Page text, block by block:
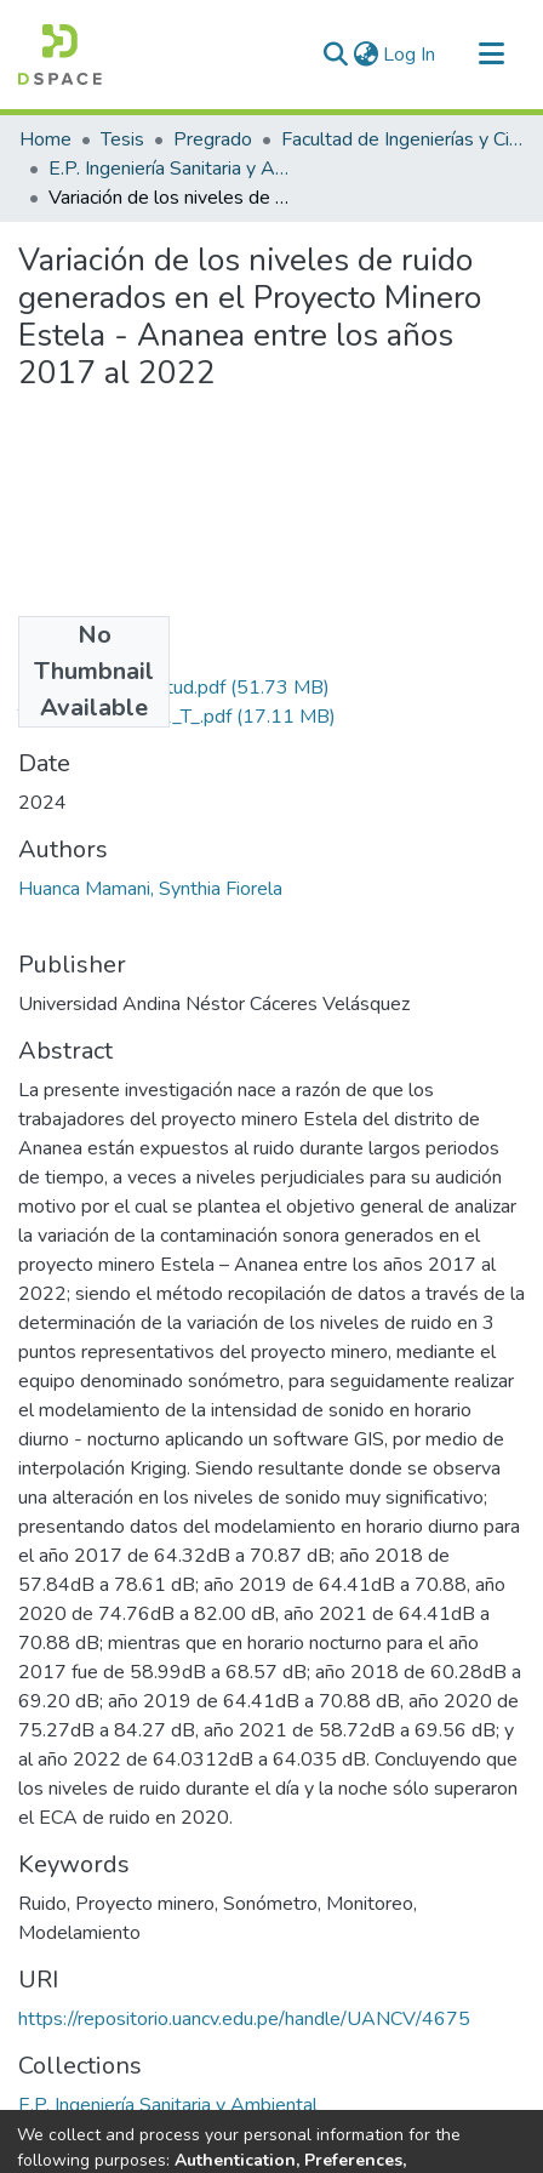
Log In (current)
Communities & Collections
All of DSpace
Statistics
Home Tesis Pregrado
Facultad de Ingenierías y Ciencias Puras
E.P. Ingeniería Sanitaria y Ambiental
Variación de los niveles de ruido generados en el Proyecto Minero Estela - Ananea entre los años 2017 al 2022
Variación de los niveles de ruido
generados en el Proyecto Minero
Estela - Ananea entre los años
2017 al 2022
No
Thumbnail
Available
Grado de Similitud.pdf(51.73 MB)
T036_71889391_T_.pdf(17.11 MB)
Date
2024
Authors
Huanca Mamani, Synthia Fiorela
Publisher
Universidad Andina Néstor Cáceres Velásquez
Abstract
La presente investigación nace a razón de que los
trabajadores del proyecto minero Estela del distrito de
Ananea están expuestos al ruido durante largos periodos
de tiempo, a veces a niveles perjudiciales para su audición
motivo por el cual se plantea el objetivo general de analizar
la variación de la contaminación sonora generados en el
proyecto minero Estela – Ananea entre los años 2017 al
2022; siendo el método recopilación de datos a través de la
determinación de la variación de los niveles de ruido en 3
puntos representativos del proyecto minero, mediante el
equipo denominado sonómetro, para seguidamente realizar
el modelamiento de la intensidad de sonido en horario
diurno - nocturno aplicando un software GIS, por medio de
interpolación Kriging. Siendo resultante donde se observa
una alteración en los niveles de sonido muy significativo;
presentando datos del modelamiento en horario diurno para
el año 2017 de 64.32dB a 70.87 dB; año 2018 de
57.84dB a 78.61 dB; año 2019 de 64.41dB a 70.88, año
2020 de 74.76dB a 82.00 dB, año 2021 de 64.41dB a
70.88 dB; mientras que en horario nocturno para el año
2017 fue de 58.99dB a 68.57 dB; año 2018 de 60.28dB a
69.20 dB; año 2019 de 64.41dB a 70.88 dB, año 2020 de
75.27dB a 84.27 dB, año 2021 de 58.72dB a 69.56 dB; y
al año 2022 de 64.0312dB a 64.035 dB. Concluyendo que
los niveles de ruido durante el día y la noche sólo superaron
el ECA de ruido en 2020.
Keywords
Ruido, Proyecto minero, Sonómetro, Monitoreo,
Modelamiento
URI
https://repositorio.uancv.edu.pe/handle/UANCV/4675
Collections
E.P. Ingeniería Sanitaria y Ambiental
Full item page
We collect and process your personal information for the
following purposes: Authentication, Preferences,